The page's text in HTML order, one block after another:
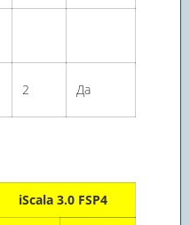
2 Да
iScala 3.0 FSP4